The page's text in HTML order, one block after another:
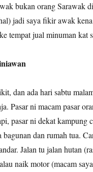
bukan orang Sarawak
jadi saya fikir awak
tempat jual minuman kat
dan ada hari sabtu
Pasar ni macam pasar
pasar ni dekat kampung
bagunan dan rumah tua.
Jalan tu jalan hutan
naik motor (macam